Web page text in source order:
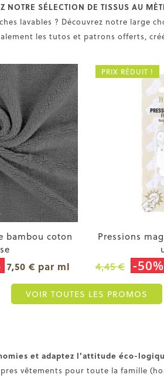
NOTRE SÉLECTION DE TISSUS AU
lavables ? Découvrez notre large
les tutos et patrons offerts,
bambou coton
7,50 € par ml
Pressions
4,45 € -50%
PRIX RÉDUIT !
VOIR TOUTES LES PROMOS
et adaptez l'attitude éco-
vêtements pour toute la famille